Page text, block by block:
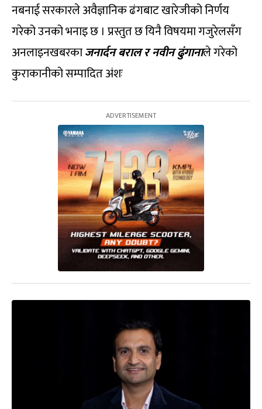
नबनाई सरकारले अवैज्ञानिक ढंगबाट खारेजीको निर्णय
गरेको उनको भनाइ छ । प्रस्तुत छ यिनै विषयमा गजुरेलसँग
अनलाइनखबरकाजनार्दन बराल र नवीन ढुंगानाले गरेको
कुराकानीको सम्पादित अंशः